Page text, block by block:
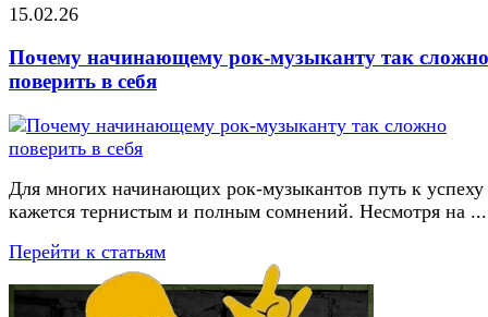
15.02.26
Почему начинающему рок-музыканту так сложно
поверить в себя
Для многих начинающих рок-музыкантов путь к успеху
кажется тернистым и полным сомнений. Несмотря на ...
Перейти к статьям